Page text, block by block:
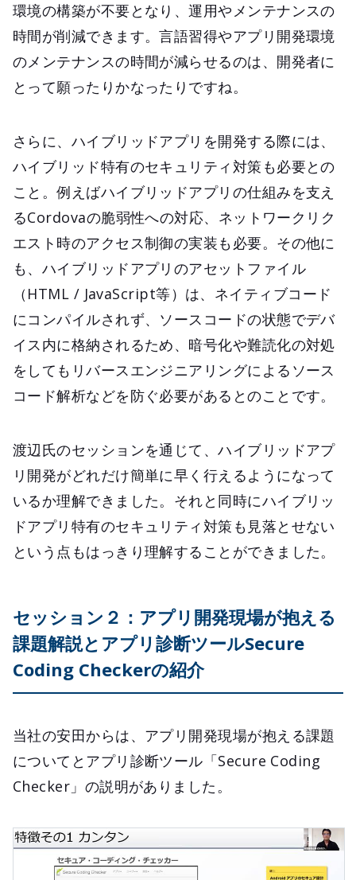
環境の構築が不要となり、運用やメンテナンスの
時間が削減できます。言語習得やアプリ開発環境
のメンテナンスの時間が減らせるのは、開発者に
とって願ったりかなったりですね。
さらに、ハイブリッドアプリを開発する際には、
ハイブリッド特有のセキュリティ対策も必要との
こと。例えばハイブリッドアプリの仕組みを支え
るCordovaの脆弱性への対応、ネットワークリク
エスト時のアクセス制御の実装も必要。その他に
も、ハイブリッドアプリのアセットファイル
（HTML / JavaScript等）は、ネイティブコード
にコンパイルされず、ソースコードの状態でデバ
イス内に格納されるため、暗号化や難読化の対処
をしてもリバースエンジニアリングによるソース
コード解析などを防ぐ必要があるとのことです。
渡辺氏のセッションを通じて、ハイブリッドアプ
リ開発がどれだけ簡単に早く行えるようになって
いるか理解できました。それと同時にハイブリッ
ドアプリ特有のセキュリティ対策も見落とせない
という点もはっきり理解することができました。
セッション２：アプリ開発現場が抱える
課題解説とアプリ診断ツールSecure
Coding Checkerの紹介
当社の安田からは、アプリ開発現場が抱える課題
についてとアプリ診断ツール「Secure Coding
Checker」の説明がありました。